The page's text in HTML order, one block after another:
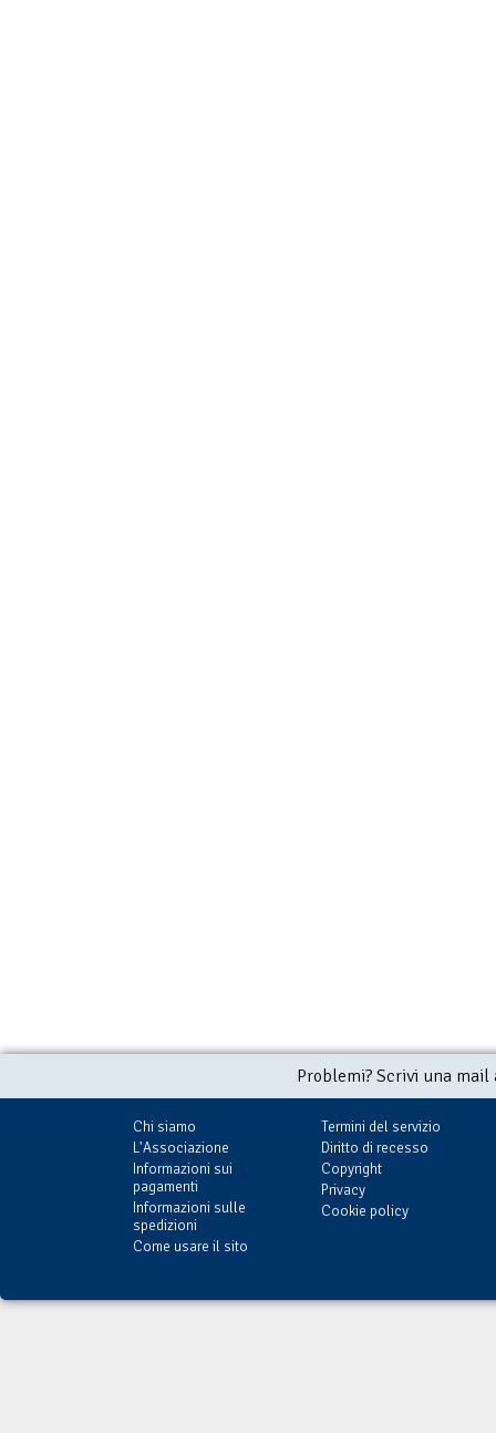
Problemi? Scrivi una
Chi siamo
L'Associazione
Informazioni sui
pagamenti
Informazioni sulle
spedizioni
Come usare il sito
Termini del servizio
Diritto di recesso
Copyright
Privacy
Cookie policy